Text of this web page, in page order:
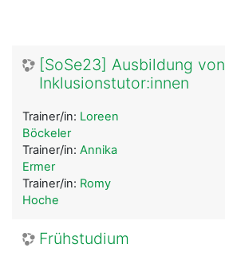
[SoSe23] Ausbildung von
Inklusionstutor:innen
Trainer/in: Loreen
Böckeler
Trainer/in: Annika
Ermer
Trainer/in: Romy
Hoche
Frühstudium